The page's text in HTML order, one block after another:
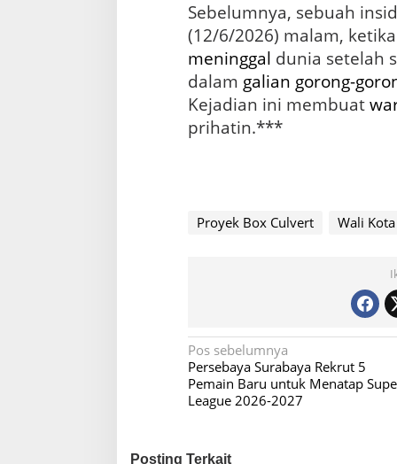
Sebelumnya, sebuah
(12/6/2026) malam,
meninggal dunia setelah
dalam galian gorong-
Kejadian ini membuat
prihatin.***
Proyek Box Culvert Wali
N
a
v
g
Pos sebelumnya
Persebaya Surabaya Rekrut 5
Pemain Baru untuk Menatap
League 2026-2027
Posting Terkait